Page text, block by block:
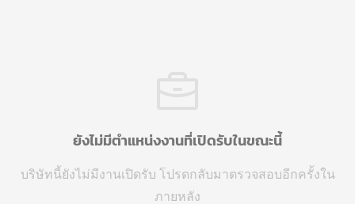
ยังไม่มีตำแหน่งงานที่เปิดรับในขณะนี้
บริษัทนี้ยังไม่มีงานเปิดรับ โปรดกลับมาตรวจสอบอีกครั้งใน
ภายหลัง